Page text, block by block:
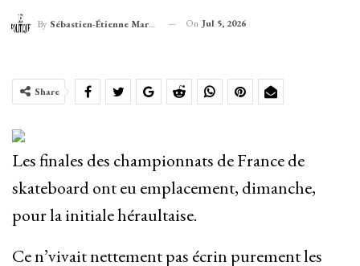
By Sébastien-Étienne Marechal On Jul 5, 2026
Share
Les finales des championnats de France de
skateboard ont eu emplacement, dimanche,
pour la initiale héraultaise.
Ce n’vivait nettement pas écrin purement les